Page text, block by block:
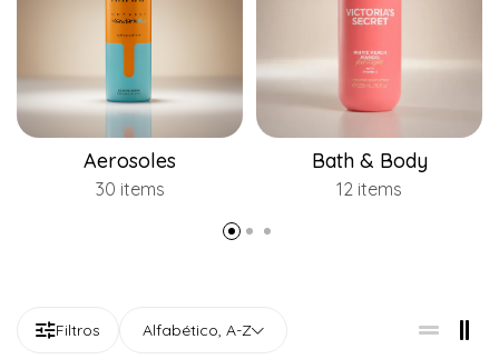
Aerosoles
30 items
Bath & Body
12 items
Filtros Alfabético, A-Z